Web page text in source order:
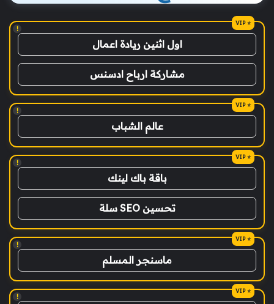
!
اول اثنين ريادة اعمال
مشاركة ارباح ادسنس
!
عالم الشباب
!
باقة باك لينك
تحسين SEO سلة
!
ماسنجر المسلم
!